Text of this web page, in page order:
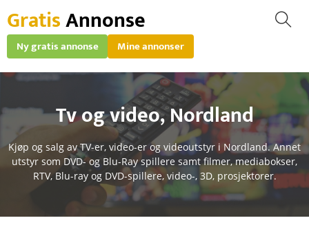
GratisAnnonse
Ny gratis annonse Mine annonser
Tv og video,Nordland
Kjøp og salg av TV-er, video-er og videoutstyr i Nordland. Annet
utstyr som DVD- og Blu-Ray spillere samt filmer, mediabokser,
RTV, Blu-ray og DVD-spillere, video-, 3D, prosjektorer.